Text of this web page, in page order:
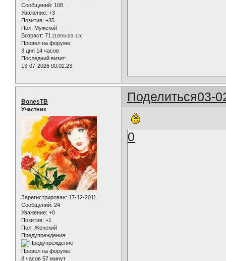
Сообщений: 108
Уважение: +3
Позитив: +35
Пол: Мужской
Возраст: 71 [1955-03-15]
Провел на форуме:
3 дня 14 часов
Последний визит:
13-07-2026 00:02:23
Поделиться03-
BonesTB
Участник
Зарегистрирован: 17-12-2011
Сообщений: 24
Уважение: +0
Позитив: +1
Пол: Женский
Предупреждения:
Провел на форуме:
8 часов 57 минут
0